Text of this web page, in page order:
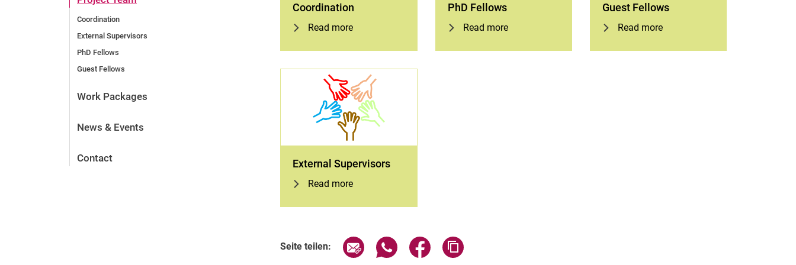
Coordination
External Supervisors
PhD Fellows
Guest Fellows
Work Packages
News & Events
Contact
Coordination
Read more
PhD Fellows
Read more
Guest Fellows
Read more
External Supervisors
Read more
Seite teilen: Seite über E-Mail teilen
Seite über WhatsApp teilen (externer Link, öffnet neues Fenster)
Seite über Facebook teilen (externer Link, öffnet neues Fenster)